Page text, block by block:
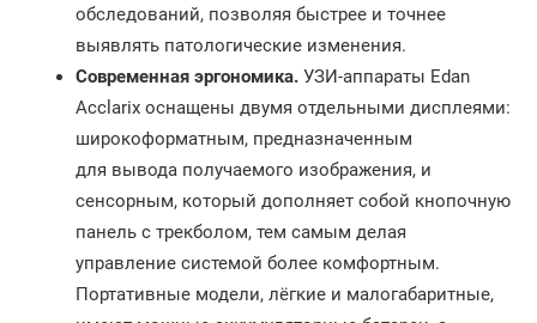
обследований, позволяя быстрее и точнее
выявлять патологические изменения.
Современная эргономика.УЗИ-аппараты Edan
Acclarix оснащены двумя отдельными дисплеями:
широкоформатным, предназначенным
для вывода получаемого изображения, и
сенсорным, который дополняет собой кнопочную
панель с трекболом, тем самым делая
управление системой более комфортным.
Портативные модели, лёгкие и малогабаритные,